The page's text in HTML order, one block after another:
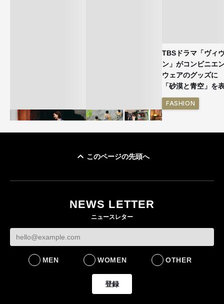
ケットなど7型を発売
をラインナップ
TBSドラマ「ヴィ
ン」がコンビニエ
ウェアのグッズ
「砂漠と青空」を
FASHION
このページの先頭へ
NEWS LETTER
ニュースレター
MEN WOMEN OTHER
登録